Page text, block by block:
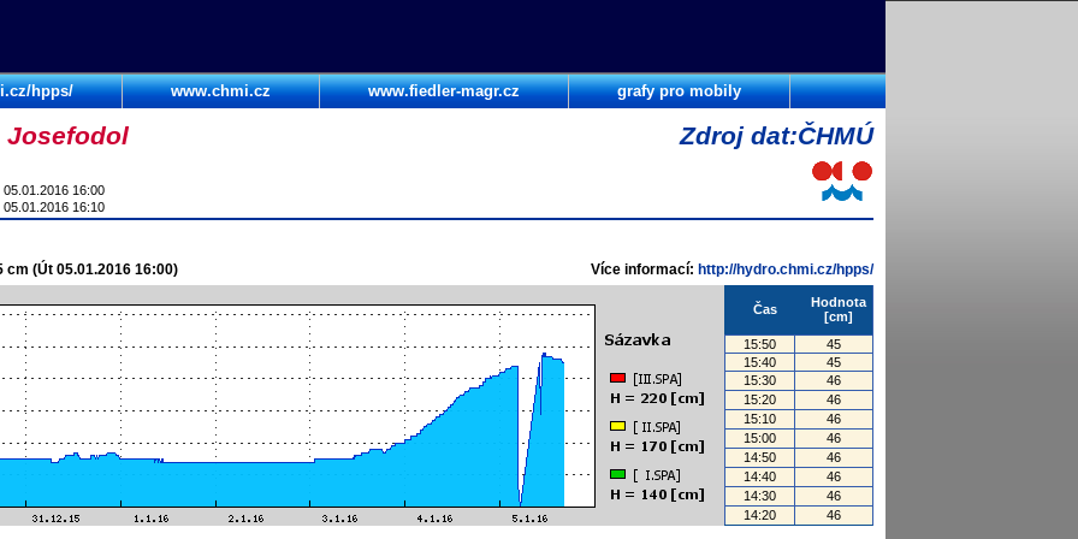
hpps/ www.chmi.cz www.fiedler-magr.cz grafy pro mobily
Josefodol Zdroj dat:ČHMÚ
05.01.2016 16:00
05.01.2016 16:10
Více informací: http://hydro.chmi.cz/hpps/
cm (Út 05.01.2016 16:00)
Čas
Hodnota
[cm]
15:50
45
15:40
45
15:30
46
15:20
46
15:10
46
15:00
46
14:50
46
14:40
46
14:30
46
14:20
46